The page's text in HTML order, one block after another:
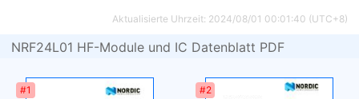
Aktualisierte Uhrzeit: 2024/08/01 00:01:40 (UTC+8)
NRF24L01 HF-Module und IC Datenblatt PDF
#1 #2